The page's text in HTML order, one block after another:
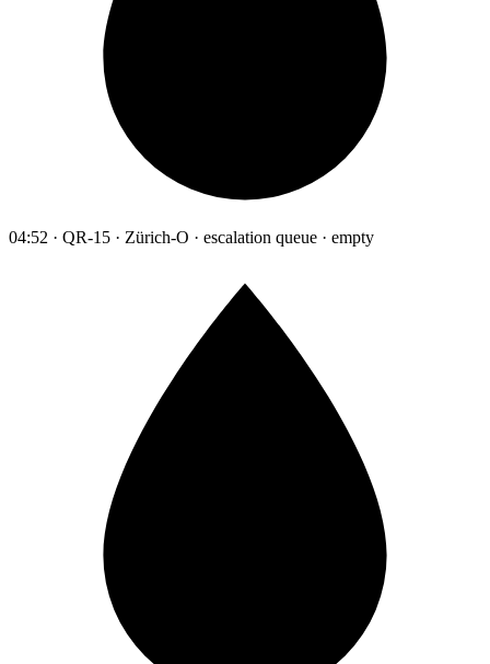
04:52 · QR-15 · Zürich-O · escalation queue · empty